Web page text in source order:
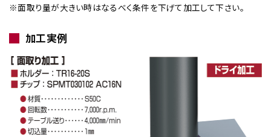
※面取り量が大きい時はなるべく条件を下げて加工して下さい。
加工実例